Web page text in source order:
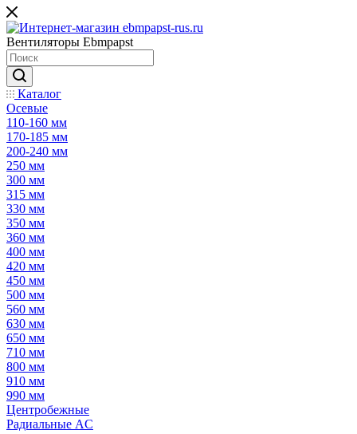
Вентиляторы Ebmpapst
Каталог
Осевые
110-160 мм
170-185 мм
200-240 мм
250 мм
300 мм
315 мм
330 мм
350 мм
360 мм
400 мм
420 мм
450 мм
500 мм
560 мм
630 мм
650 мм
710 мм
800 мм
910 мм
990 мм
Центробежные
Радиальные AC